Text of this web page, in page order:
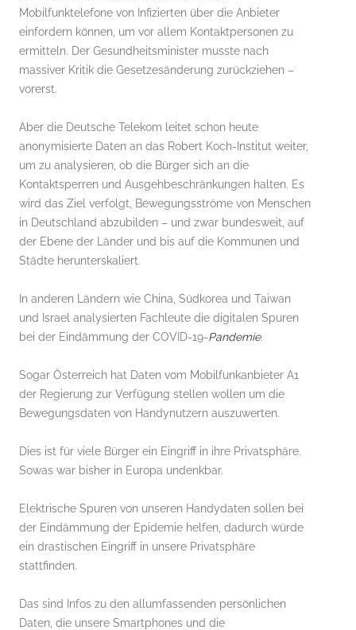
Mobilfunktelefone von Infizierten über die Anbieter
einfordern können, um vor allem Kontaktpersonen zu
ermitteln. Der Gesundheitsminister musste nach
massiver Kritik die Gesetzesänderung zurückziehen –
vorerst.
Aber die Deutsche Telekom leitet schon heute
anonymisierte Daten an das Robert Koch-Institut weiter,
um zu analysieren, ob die Bürger sich an die
Kontaktsperren und Ausgehbeschränkungen halten. Es
wird das Ziel verfolgt, Bewegungsströme von Menschen
in Deutschland abzubilden – und zwar bundesweit, auf
der Ebene der Länder und bis auf die Kommunen und
Städte herunterskaliert.
In anderen Ländern wie China, Südkorea und Taiwan
und Israel analysierten Fachleute die digitalen Spuren
bei der Eindämmung der COVID-19-Pandemie.
Sogar Österreich hat Daten vom Mobilfunkanbieter A1
der Regierung zur Verfügung stellen wollen um die
Bewegungsdaten von Handynutzern auszuwerten.
Dies ist für viele Bürger ein Eingriff in ihre Privatsphäre.
Sowas war bisher in Europa undenkbar.
Elektrische Spuren von unseren Handydaten sollen bei
der Eindämmung der Epidemie helfen, dadurch würde
ein drastischen Eingriff in unsere Privatsphäre
stattfinden.
Das sind Infos zu den allumfassenden persönlichen
Daten, die unsere Smartphones und die